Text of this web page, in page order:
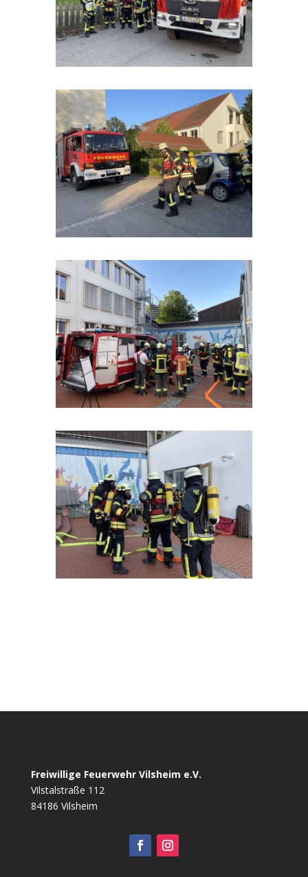
Freiwillige Feuerwehr Vilsheim e.V.
Vilstalstraße 112
84186 Vilsheim